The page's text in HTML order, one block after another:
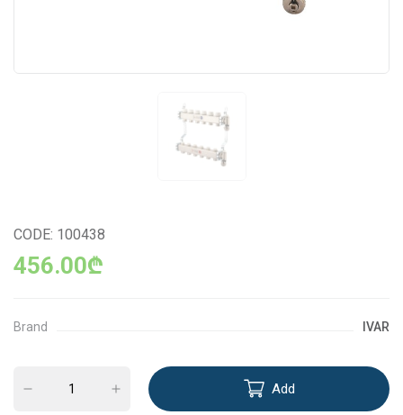
CODE: 100438
456.00₾
Brand IVAR
Add